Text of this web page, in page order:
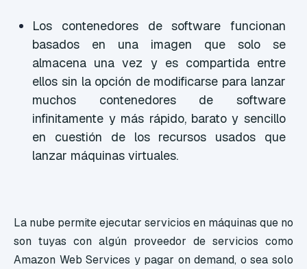
Los contenedores de software funcionan
basados en una imagen que solo se
almacena una vez y es compartida entre
ellos sin la opción de modificarse para lanzar
muchos contenedores de software
infinitamente y más rápido, barato y sencillo
en cuestión de los recursos usados que
lanzar máquinas virtuales.
La nube permite ejecutar servicios en máquinas que no
son tuyas con algún proveedor de servicios como
Amazon Web Services y pagar on demand, o sea solo